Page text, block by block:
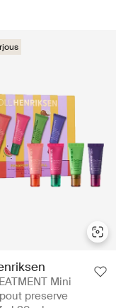
Mini
preserve